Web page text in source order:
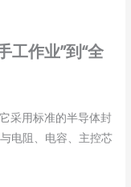
工作业”到“全
采用标准的半导体封
电阻、电容、主控芯